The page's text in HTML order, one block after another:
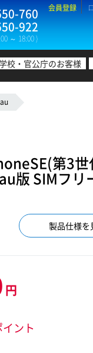
760
922
～ 18:00 )
会員登録
校・官公庁のお客様
第3
版 SIMフリ
製品仕様を
円
ント